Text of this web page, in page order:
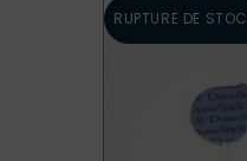
RUPTURE DE